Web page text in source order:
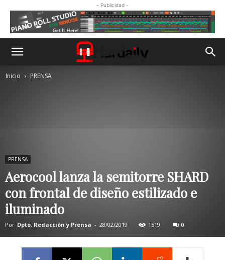
- Publicidad -
Inicio PRENSA
PRENSA
Aerocool lanza la semitorre SHARD
con frontal de diseño estilizado e
iluminado
Por Dpto. Redacción y Prensa - 28/02/2019 1519 0